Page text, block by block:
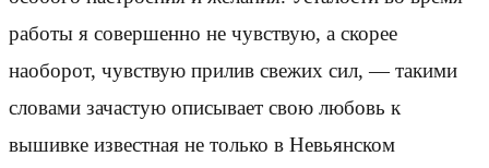
работы я совершенно не чувствую, а скорее
наоборот, чувствую прилив свежих сил, — такими
словами зачастую описывает свою любовь к
вышивке известная не только в Невьянском